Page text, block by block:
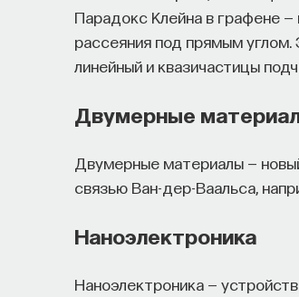
Парадокс Клейна в графене
рассеяния под прямым
линейный и квазичастицы
Двумерные
Двумерные материалы —
связью Ван-дер-Ваальса,
Наноэлектроника
Наноэлектроника —